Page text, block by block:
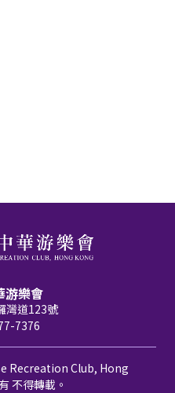
游樂會
灣道123號
7376
Recreation Club, Hong
不得轉載。